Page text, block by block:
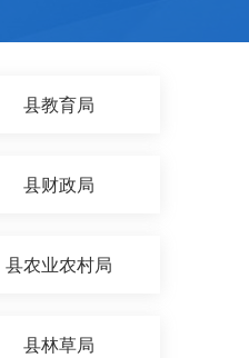
县教育局
县财政局
县农业农村局
县林草局